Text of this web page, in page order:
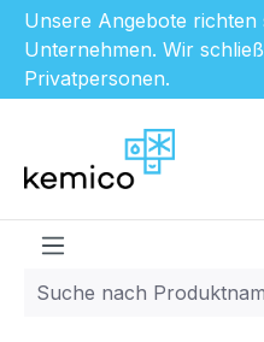
Unsere Angebote richten
Unternehmen. Wir
Privatpersonen.
Zum Hauptinhalt springen